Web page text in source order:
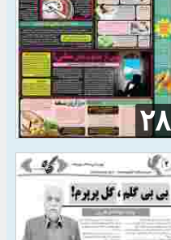
۲۸